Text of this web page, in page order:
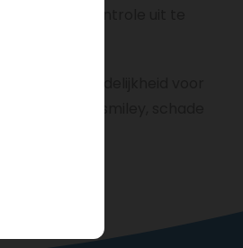
om de controle uit te
verantwoordelijkheid voor
met een smiley, schade